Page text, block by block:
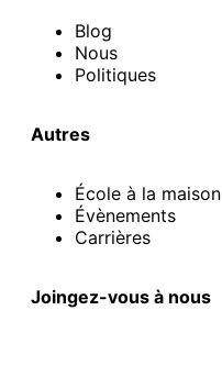
Blog
Nous
Politiques
Autres
École à la maison
Évènements
Carrières
Joingez-vous à nous